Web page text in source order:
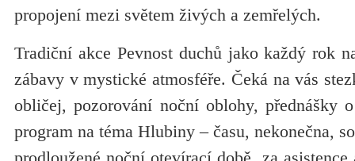
propojení mezi světem živých a zemřelých.
Tradiční akce Pevnost duchů jako každý rok
zábavy v mystické atmosféře. Čeká na vás
obličej, pozorování noční oblohy, přednášky
program na téma Hlubiny – času, nekonečna,